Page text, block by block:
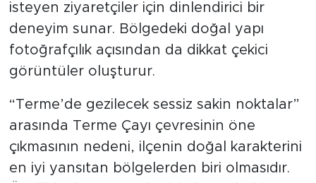
isteyen ziyaretçiler için dinlendirici bir
deneyim sunar. Bölgedeki doğal yapı
fotoğrafçılık açısından da dikkat çekici
görüntüler oluşturur.
“Terme’de gezilecek sessiz sakin noktalar”
arasında Terme Çayı çevresinin öne
çıkmasının nedeni, ilçenin doğal karakterini
en iyi yansıtan bölgelerden biri olmasıdır.